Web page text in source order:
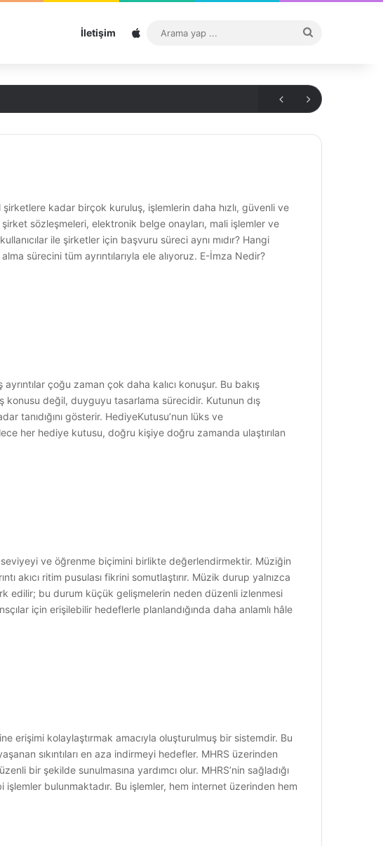
İletişim Sitemap
...
kadar birçok kuruluş, işlemlerin daha hızlı, güvenli ve
sözleşmeleri, elektronik belge onayları, mali işlemler ve
ile şirketler için başvuru süreci aynı mıdır? Hangi
sürecini tüm ayrıntılarıyla ele alıyoruz. E-İmza Nedir?
çoğu zaman çok daha kalıcı konuşur. Bu bakış
konusu değil, duyguyu tasarlama sürecidir. Kutunun dış
tanıdığını gösterir. HediyeKutusu’nun lüks ve
her hediye kutusu, doğru kişiye doğru zamanda ulaştırılan
ve öğrenme biçimini birlikte değerlendirmektir. Müziğin
ritim pusulası fikrini somutlaştırır. Müzik durup yalnızca
edilir; bu durum küçük gelişmelerin neden düzenli izlenmesi
için erişilebilir hedeflerle planlandığında daha anlamlı hâle
erişimi kolaylaştırmak amacıyla oluşturulmuş bir sistemdir. Bu
sıkıntıları en aza indirmeyi hedefler. MHRS üzerinden
bir şekilde sunulmasına yardımcı olur. MHRS’nin sağladığı
bulunmaktadır. Bu işlemler, hem internet üzerinden hem